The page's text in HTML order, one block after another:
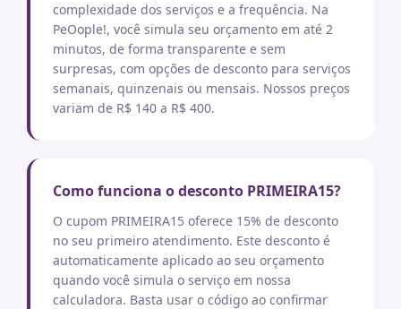
complexidade dos serviços e a frequência. Na
PeOople!, você simula seu orçamento em até 2
minutos, de forma transparente e sem
surpresas, com opções de desconto para serviços
semanais, quinzenais ou mensais. Nossos preços
variam de R$ 140 a R$ 400.
Como funciona o desconto PRIMEIRA15?
O cupom PRIMEIRA15 oferece 15% de desconto
no seu primeiro atendimento. Este desconto é
automaticamente aplicado ao seu orçamento
quando você simula o serviço em nossa
calculadora. Basta usar o código ao confirmar